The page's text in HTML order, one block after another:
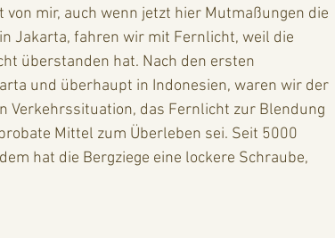
mir, auch wenn jetzt hier Mutmaßungen die
Jakarta, fahren wir mit Fernlicht, weil die
überstanden hat. Nach den ersten
und überhaupt in Indonesien, waren wir der
Verkehrssituation, das Fernlicht zur Blendung
Mittel zum Überleben sei. Seit 5000
hat die Bergziege eine lockere Schraube,